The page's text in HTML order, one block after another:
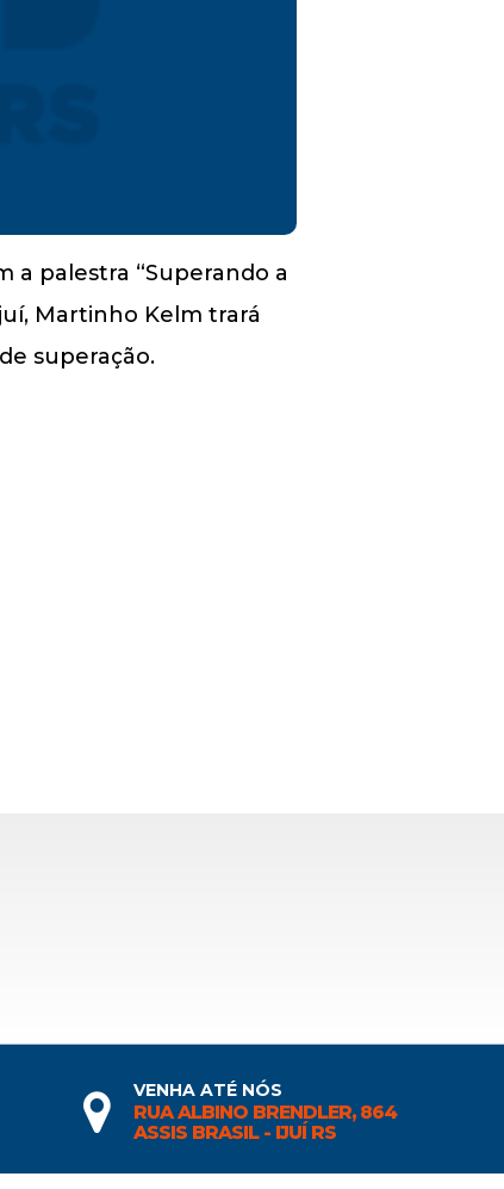
a palestra “Superando a
Martinho Kelm trará
superação.
VENHA ATÉ NÓS
RUA ALBINO BRENDLER, 864
ASSIS BRASIL - IJUÍ RS